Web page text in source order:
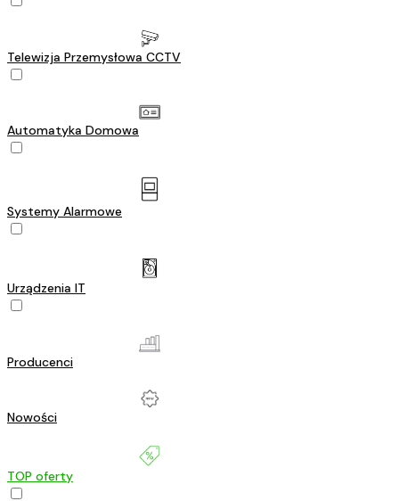
Telewizja Przemysłowa CCTV
Automatyka Domowa
Systemy Alarmowe
Urządzenia IT
Producenci
Nowości
TOP oferty